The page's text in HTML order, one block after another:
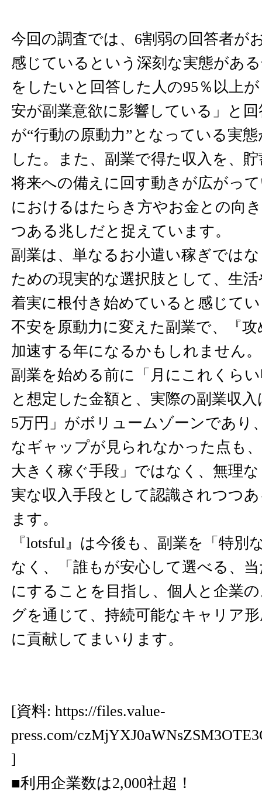
今回の調査では、6割弱の回答者が
感じているという深刻な実態があ
をしたいと回答した人の95％以上
安が副業意欲に影響している」と
が“行動の原動力”となっている実
した。また、副業で得た収入を、
将来への備えに回す動きが広がっ
におけるはたらき方やお金との向
つある兆しだと捉えています。
副業は、単なるお小遣い稼ぎでは
ための現実的な選択肢として、生
着実に根付き始めていると感じて
不安を原動力に変えた副業で、『
加速する年になるかもしれません。
副業を始める前に「月にこれくら
と想定した金額と、実際の副業収
5万円」がボリュームゾーンであり
なギャップが見られなかった点も
大きく稼ぐ手段」ではなく、無理
実な収入手段として認識されつつ
ます。
『lotsful』は今後も、副業を「特別
なく、「誰もが安心して選べる、
にすることを目指し、個人と企業
グを通じて、持続可能なキャリア
に貢献してまいります。
[資料: https://files.value-
press.com/
]
■利用企業数は2,000社超！